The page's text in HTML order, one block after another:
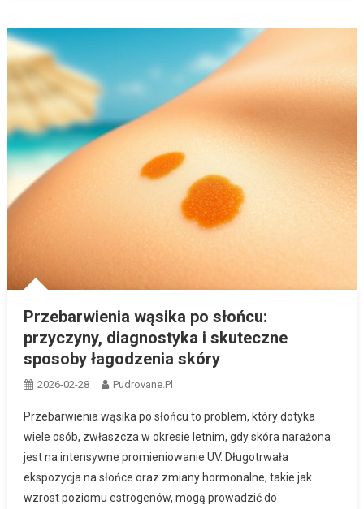
Przebarwienia wąsika po słońcu:
przyczyny, diagnostyka i skuteczne
sposoby łagodzenia skóry
2026-02-28 Pudrovane.pl
Przebarwienia wąsika po słońcu to problem, który dotyka
wiele osób, zwłaszcza w okresie letnim, gdy skóra narażona
jest na intensywne promieniowanie UV. Długotrwała
ekspozycja na słońce oraz zmiany hormonalne, takie jak
wzrost poziomu estrogenów, mogą prowadzić do